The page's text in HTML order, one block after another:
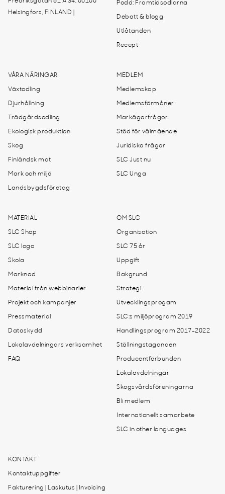
Helsingfors, FINLAND |
Podd: Framtidsodlarna
Debatt & blogg
Utlåtanden
Recept
VÅRA NÄRINGAR
Växtodling
Djurhållning
Trädgårdsodling
Ekologisk produktion
Skog
Finländsk mat
Mark och miljö
Landsbygdsföretag
MEDLEM
Medlemskap
Medlemsförmåner
Markägarfrågor
Stöd för välmående
Juridiska frågor
SLC Just nu
SLC Unga
MATERIAL
SLC Shop
SLC logo
Skola
Marknad
Material från webbinarier
Projekt och kampanjer
Pressmaterial
Dataskydd
Lokalavdelningars verksamhet
FAQ
OM SLC
Organisation
SLC 75 år
Uppgift
Bakgrund
Strategi
Utvecklingsprogam
SLC:s miljöprogram 2019
Handlingsprogram 2017-2022
Ställningstaganden
Producentförbunden
Lokalavdelningar
Skogsvårdsföreningarna
Bli medlem
Internationellt samarbete
SLC in other languages
KONTAKT
Kontaktuppgifter
Fakturering | Laskutus | Invoicing